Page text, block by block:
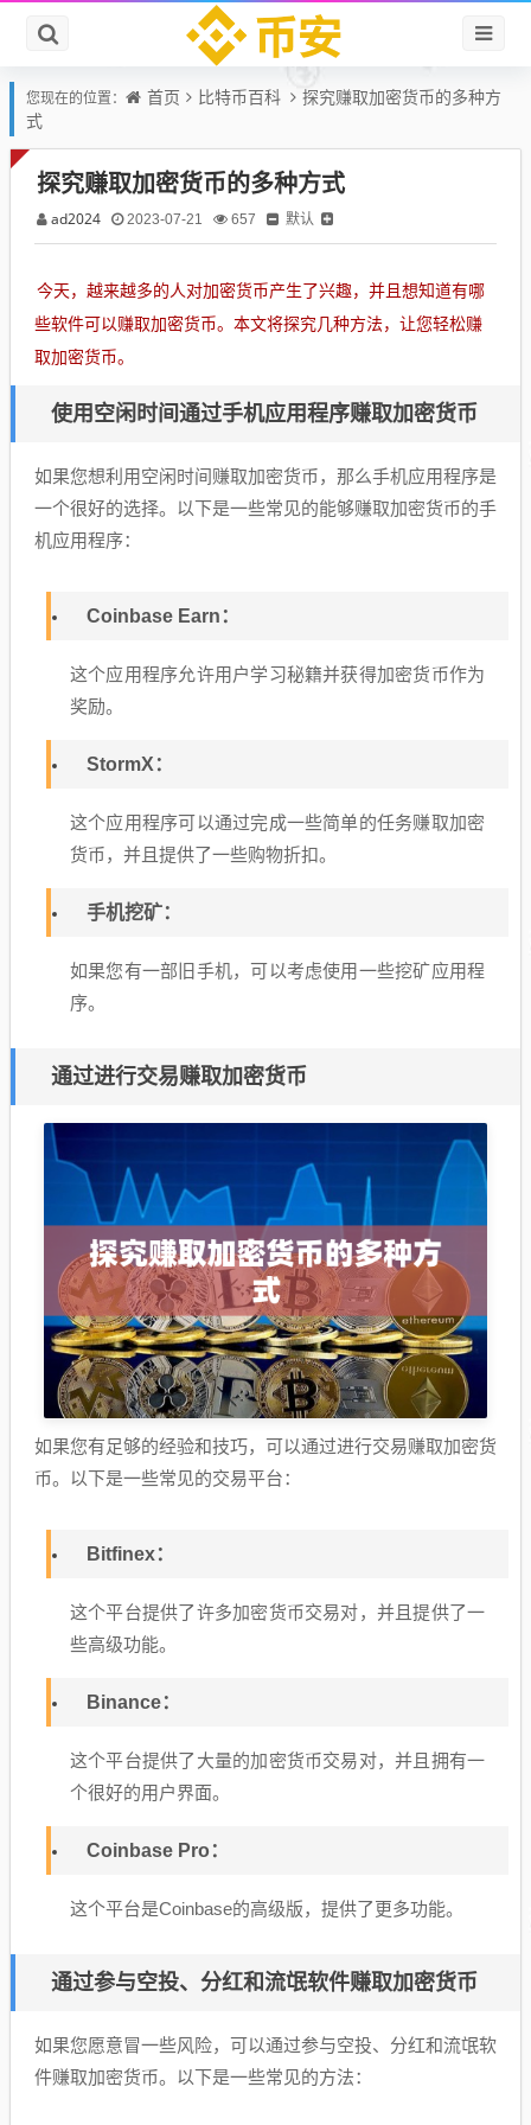
您现在的位置： 首页 比特币百科
探究赚取加密货币的多种方
式
探究赚取加密货币的多种方式
ad2024 2023-07-21 657 默认
今天，越来越多的人对加密货币产生了兴趣，并且想知道有哪
些软件可以赚取加密货币。本文将探究几种方法，让您轻松赚
取加密货币。
使用空闲时间通过手机应用程序赚取加密货币
如果您想利用空闲时间赚取加密货币，那么手机应用程序是
一个很好的选择。以下是一些常见的能够赚取加密货币的手
机应用程序：
Coinbase Earn：
这个应用程序允许用户学习秘籍并获得加密货币作为
奖励。
StormX：
这个应用程序可以通过完成一些简单的任务赚取加密
货币，并且提供了一些购物折扣。
手机挖矿：
如果您有一部旧手机，可以考虑使用一些挖矿应用程
序。
通过进行交易赚取加密货币
如果您有足够的经验和技巧，可以通过进行交易赚取加密货
币。以下是一些常见的交易平台：
Bitfinex：
这个平台提供了许多加密货币交易对，并且提供了一
些高级功能。
Binance：
这个平台提供了大量的加密货币交易对，并且拥有一
个很好的用户界面。
Coinbase Pro：
这个平台是Coinbase的高级版，提供了更多功能。
通过参与空投、分红和流氓软件赚取加密货币
如果您愿意冒一些风险，可以通过参与空投、分红和流氓软
件赚取加密货币。以下是一些常见的方法：